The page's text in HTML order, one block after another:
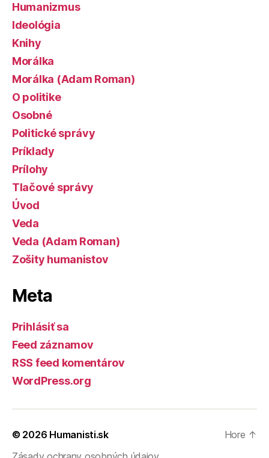
Humanizmus
Ideológia
Knihy
Morálka
Morálka (Adam Roman)
O politike
Osobné
Politické správy
Príklady
Prílohy
Tlačové správy
Úvod
Veda
Veda (Adam Roman)
Zošity humanistov
Meta
Prihlásiť sa
Feed záznamov
RSS feed komentárov
WordPress.org
© 2026 Humanisti.sk
Hore ↑